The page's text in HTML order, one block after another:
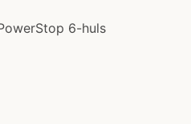
6-huls